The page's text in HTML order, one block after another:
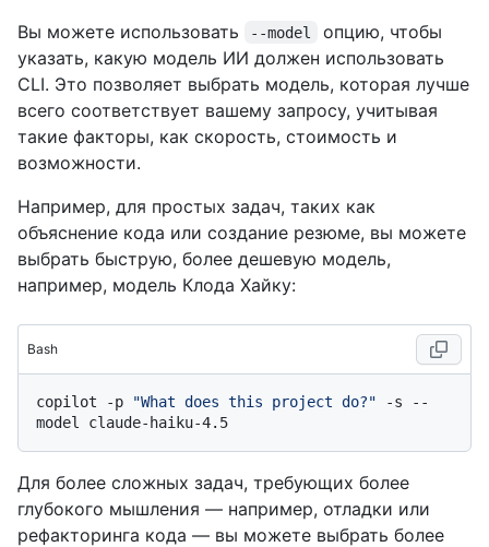
Вы можете использовать
--model
опцию, чтобы
указать, какую модель ИИ должен использовать
CLI. Это позволяет выбрать модель, которая лучше
всего соответствует вашему запросу, учитывая
такие факторы, как скорость, стоимость и
возможности.
Например, для простых задач, таких как
объяснение кода или создание резюме, вы можете
выбрать быструю, более дешевую модель,
например, модель Клода Хайку:
Bash
copilot -p "What does this project do?" -s --
Для более сложных задач, требующих более
глубокого мышления — например, отладки или
рефакторинга кода — вы можете выбрать более